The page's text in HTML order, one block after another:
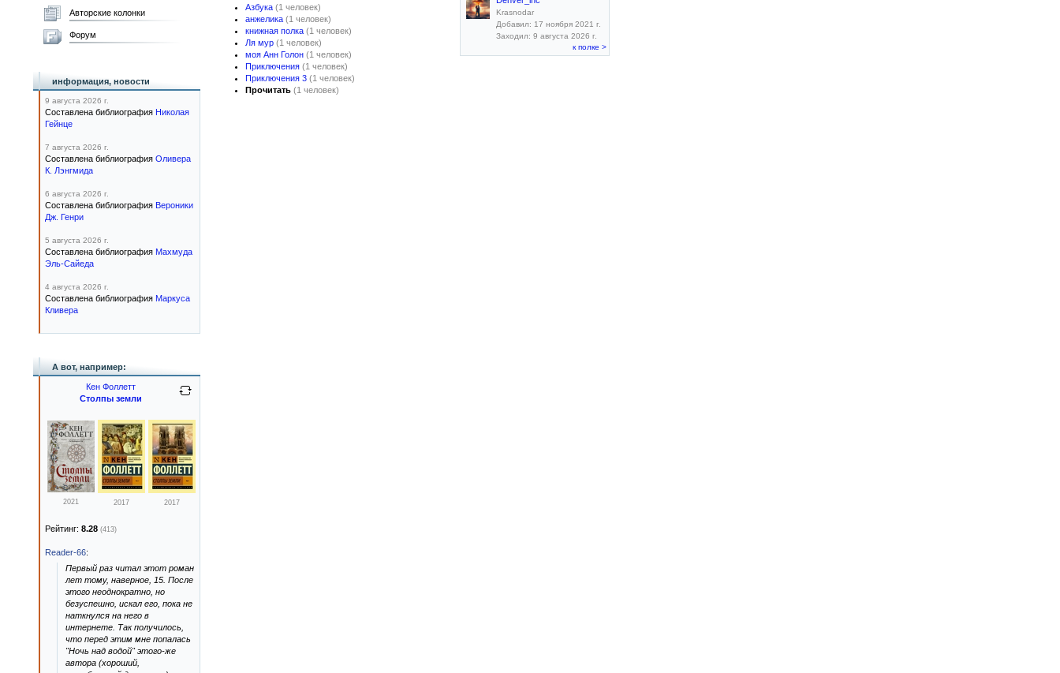
Азбука (1 человек)
анжелика (1 человек)
книжная полка (1 человек)
Ля мур (1 человек)
моя Анн Голон (1 человек)
Приключения (1 человек)
Приключения 3 (1 человек)
Прочитать (1 человек)
Krasnodar
Добавил: 17 ноября 2021 г.
Заходил: 9 августа 2026 г.
к полке >
Авторские колонки
Форум
информация, новости
9 августа 2026 г.
Составлена библиография Николая
Гейнце
7 августа 2026 г.
Составлена библиография Оливера
К. Лэнгмида
6 августа 2026 г.
Составлена библиография Вероники
Дж. Генри
5 августа 2026 г.
Составлена библиография Махмуда
Эль-Сайеда
4 августа 2026 г.
Составлена библиография Маркуса
Кливера
А вот, например:
Кен Фоллетт
Столпы земли
2021 2017 2017
Рейтинг: 8.28 (413)
Reader-66:
Первый раз читал этот роман
лет тому, наверное, 15. После
этого неоднократно, но
безуспешно, искал его, пока не
наткнулся на него в
интернете. Так получилось,
что перед этим мне попалась
"Ночь над водой" этого-же
автора (хороший,